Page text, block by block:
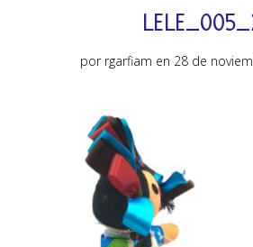
por rgarfiam en 28 de